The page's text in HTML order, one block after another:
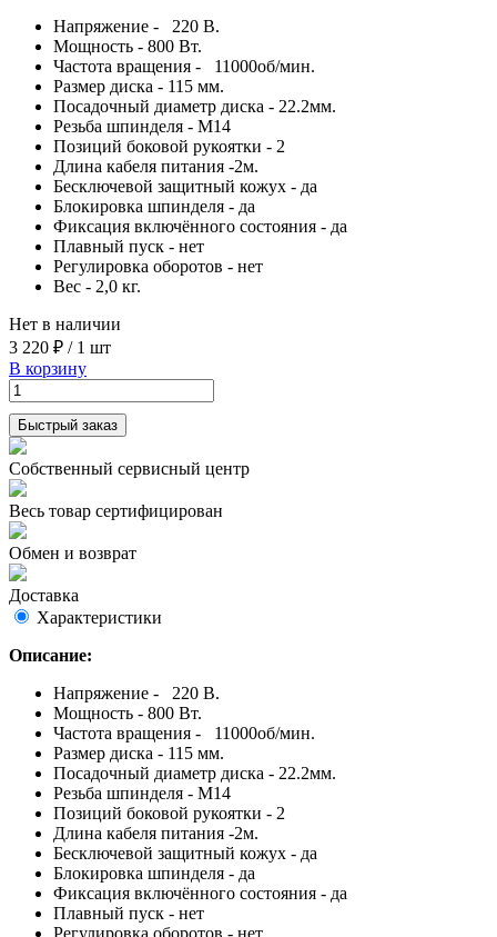
Напряжение - 220 В.
Мощность - 800 Вт.
Частота вращения - 11000об/мин.
Размер диска - 115 мм.
Посадочный диаметр диска - 22.2мм.
Резьба шпинделя - М14
Позиций боковой рукоятки - 2
Длина кабеля питания -2м.
Бесключевой защитный кожух - да
Блокировка шпинделя - да
Фиксация включённого состояния - да
Плавный пуск - нет
Регулировка оборотов - нет
Вес - 2,0 кг.
Нет в наличии
3 220 ₽ / 1 шт
В корзину
Быстрый заказ
Собственный сервисный центр
Весь товар сертифицирован
Обмен и возврат
Доставка
Характеристики
Описание:
Напряжение - 220 В.
Мощность - 800 Вт.
Частота вращения - 11000об/мин.
Размер диска - 115 мм.
Посадочный диаметр диска - 22.2мм.
Резьба шпинделя - М14
Позиций боковой рукоятки - 2
Длина кабеля питания -2м.
Бесключевой защитный кожух - да
Блокировка шпинделя - да
Фиксация включённого состояния - да
Плавный пуск - нет